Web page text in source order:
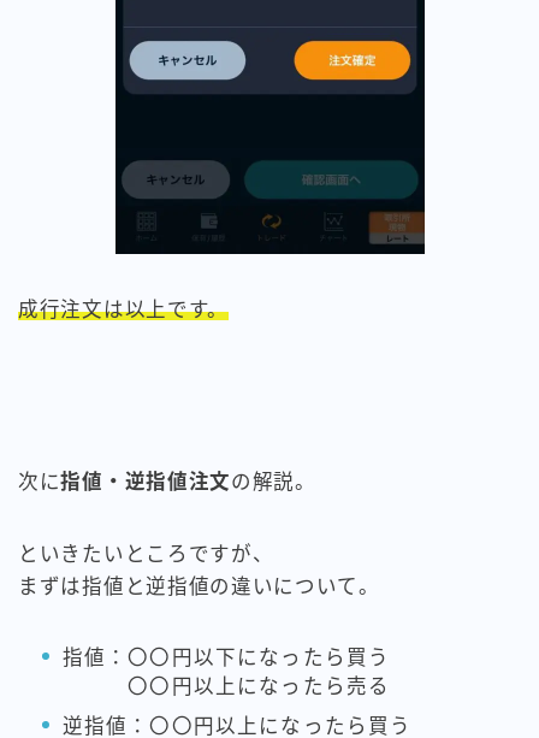
成行注文は以上です。
次に指値・逆指値注文の解説。
といきたいところですが、
まずは指値と逆指値の違いについて。
指値：〇〇円以下になったら買う
〇〇円以上になったら売る
逆指値：〇〇円以上になったら買う